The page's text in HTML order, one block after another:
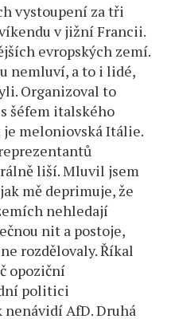
vystoupení za tři
v jižní Francii.
evropských zemí.
nemluví, a to i lidé,
Organizoval to
šéfem italského
meloniovská Itálie.
liší. Mluvil jsem
mě deprimuje, že
nehledají
nit a postoje,
rozdělovaly. Říkal
opoziční
politici
AfD. Druhá